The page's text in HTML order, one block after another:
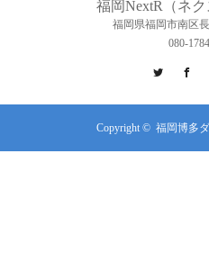
福岡NextR（ネク
福岡県福岡市南区
080-
Twitter
Copyright © 福岡博多